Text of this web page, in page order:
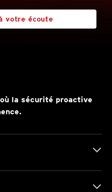
votre écoute
la sécurité proactive